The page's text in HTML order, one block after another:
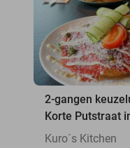
2-gangen
Korte Putstraat
Kuro´s Kitchen